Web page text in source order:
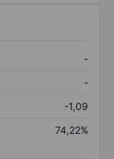
-
-
-1,09
74,22%